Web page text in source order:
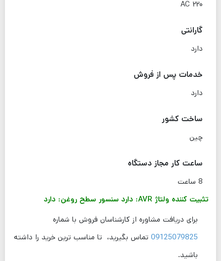
۲۲۰ AC
گارانتی
دارد
خدمات پس از فروش
دارد
ساخت کشور
چین
ساعت کار مجاز دستگاه
8 ساعت
تثبیت کننده ولتاژ AVR: دارد
سنسور سطح روغن: دارد
برای دریافت مشاوره از کارشناسان فروش با شماره
09125079825
تماس بگیرید، تا مناسب ترین خرید را داشته
باشید.